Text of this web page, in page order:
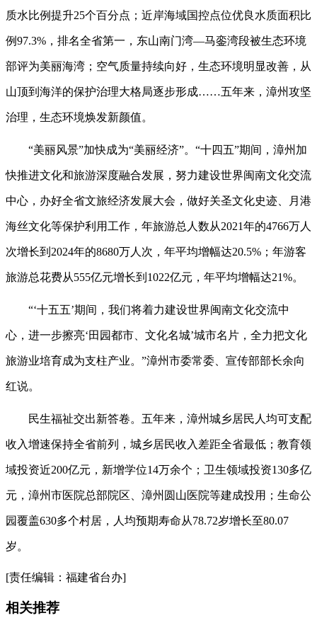
质水比例提升25个百分点；近岸海域国控点位优良水质面积比
例97.3%，排名全省第一，东山南门湾—马銮湾段被生态环境
部评为美丽海湾；空气质量持续向好，生态环境明显改善，从
山顶到海洋的保护治理大格局逐步形成……五年来，漳州攻坚
治理，生态环境焕发新颜值。
“美丽风景”加快成为“美丽经济”。“十四五”期间，漳州加
快推进文化和旅游深度融合发展，努力建设世界闽南文化交流
中心，办好全省文旅经济发展大会，做好关圣文化史迹、月港
海丝文化等保护利用工作，年旅游总人数从2021年的4766万人
次增长到2024年的8680万人次，年平均增幅达20.5%；年游客
旅游总花费从555亿元增长到1022亿元，年平均增幅达21%。
“‘十五五’期间，我们将着力建设世界闽南文化交流中
心，进一步擦亮‘田园都市、文化名城’城市名片，全力把文化
旅游业培育成为支柱产业。”漳州市委常委、宣传部部长余向
红说。
民生福祉交出新答卷。五年来，漳州城乡居民人均可支配
收入增速保持全省前列，城乡居民收入差距全省最低；教育领
域投资近200亿元，新增学位14万余个；卫生领域投资130多亿
元，漳州市医院总部院区、漳州圆山医院等建成投用；生命公
园覆盖630多个村居，人均预期寿命从78.72岁增长至80.07
岁。
[责任编辑：福建省台办]
相关推荐